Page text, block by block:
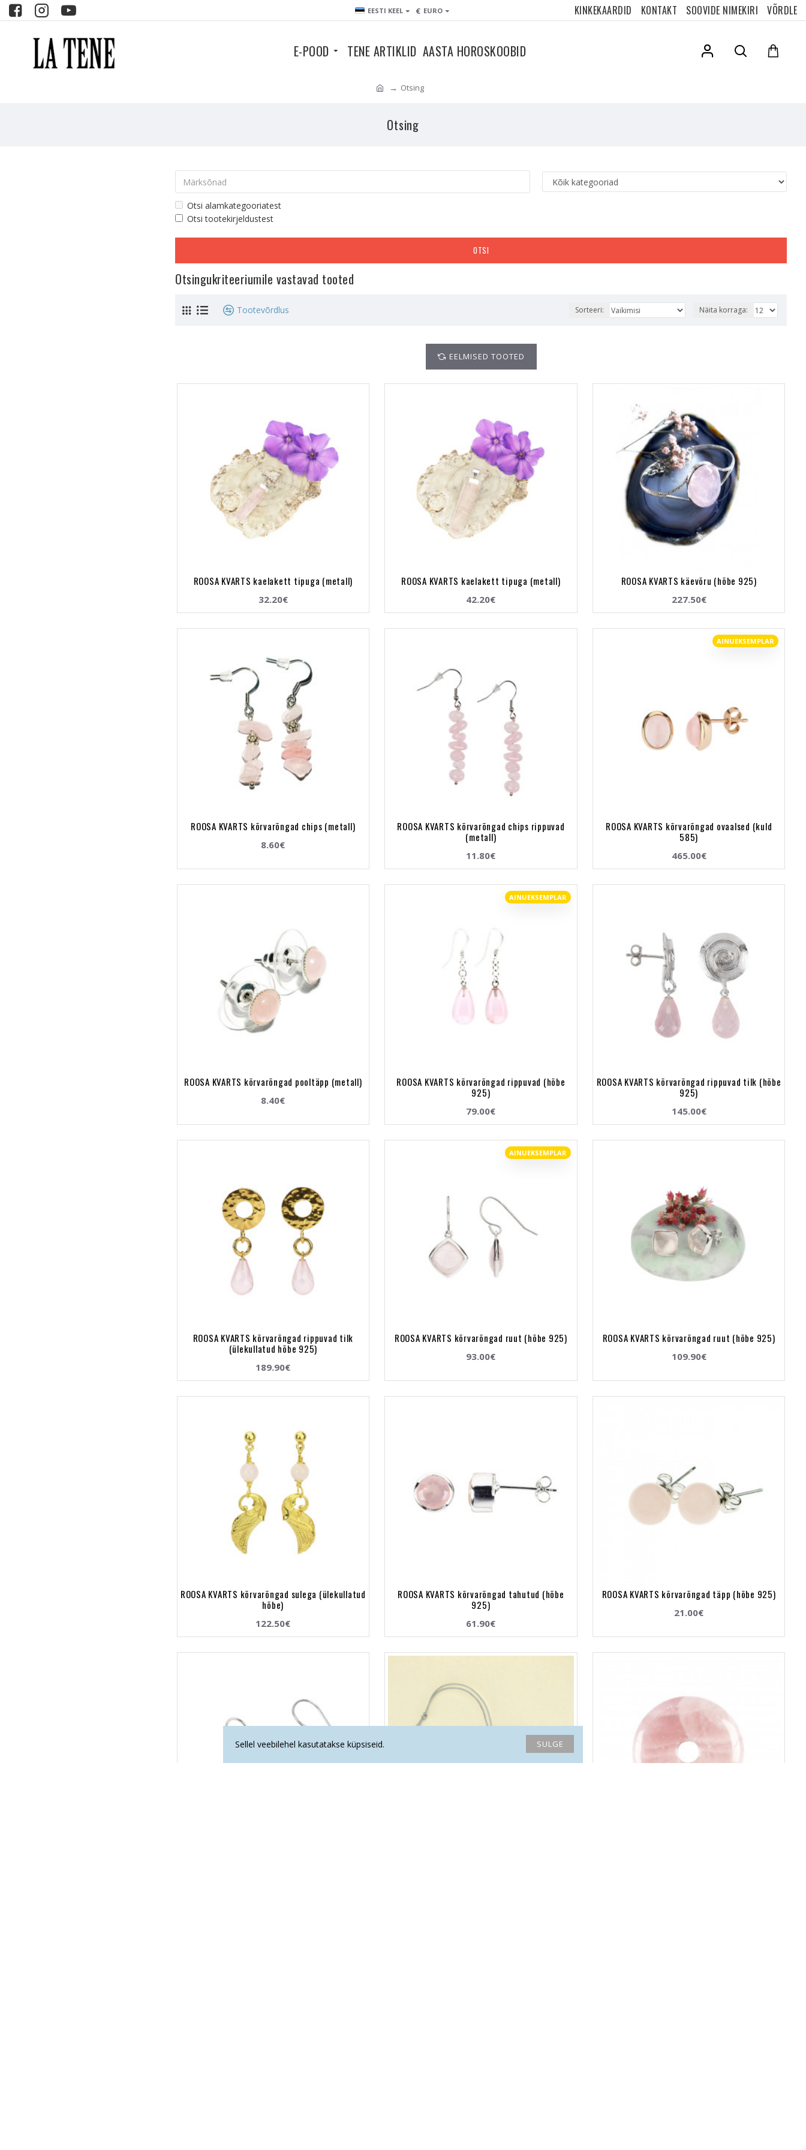
EESTI KEEL € EURO KINKEKAARDID KONTAKT SOOVIDE NIMEKIRI VÕRDLE
E-POOD TENE ARTIKLID AASTA HOROSKOOBID
Otsing
Otsing
Otsi alamkategooriatest
Otsi tootekirjeldustest
OTSI
Otsingukriteeriumile vastavad tooted
Tootevõrdlus Sorteeri: Näita korraga:
EELMISED TOOTED
ROOSA KVARTS kaelakett tipuga (metall)
32.20€
ROOSA KVARTS kaelakett tipuga (metall)
42.20€
ROOSA KVARTS käevõru (hõbe 925)
227.50€
ROOSA KVARTS kõrvarõngad chips (metall)
8.60€
ROOSA KVARTS kõrvarõngad chips rippuvad
(metall)
11.80€
AINUEKSEMPLAR
ROOSA KVARTS kõrvarõngad ovaalsed (kuld
585)
465.00€
ROOSA KVARTS kõrvarõngad pooltäpp (metall)
8.40€
AINUEKSEMPLAR
ROOSA KVARTS kõrvarõngad rippuvad (hõbe
925)
79.00€
ROOSA KVARTS kõrvarõngad rippuvad tilk (hõbe
925)
145.00€
ROOSA KVARTS kõrvarõngad rippuvad tilk
(ülekullatud hõbe 925)
189.90€
AINUEKSEMPLAR
ROOSA KVARTS kõrvarõngad ruut (hõbe 925)
93.00€
ROOSA KVARTS kõrvarõngad ruut (hõbe 925)
109.90€
ROOSA KVARTS kõrvarõngad sulega (ülekullatud
hõbe)
122.50€
ROOSA KVARTS kõrvarõngad tahutud (hõbe
925)
61.90€
ROOSA KVARTS kõrvarõngad täpp (hõbe 925)
21.00€
SULGE
Sellel veebilehel kasutatakse küpsiseid.